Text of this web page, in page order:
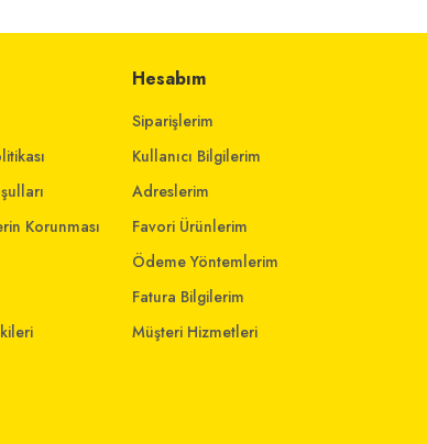
Korunması
Hesabım
Siparişlerim
Kullanıcı Bilgilerim
Adreslerim
Favori Ürünlerim
Ödeme Yöntemlerim
Fatura Bilgilerim
Müşteri Hizmetleri